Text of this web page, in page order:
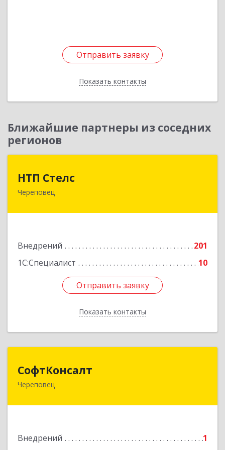
Отправить заявку
Показать контакты
Отправить заявку
Назад
Ближайшие партнеры из соседних
регионов
НТП Стелс
Череповец
Внедрений
201
1С:Специалист
10
Отправить заявку
Показать контакты
162512, Вологодская обл, Кадуйский р-н, Кадуй
Отправить заявку
Назад
СофтКонсалт
Череповец
Внедрений
1
162614, Вологодская обл, Череповец г,